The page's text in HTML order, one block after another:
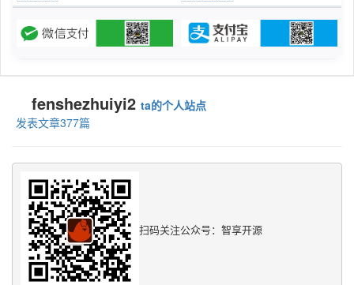
fenshezhuiyi2 ta的个人站点
发表文章377篇
扫码关注公众号：智享开源